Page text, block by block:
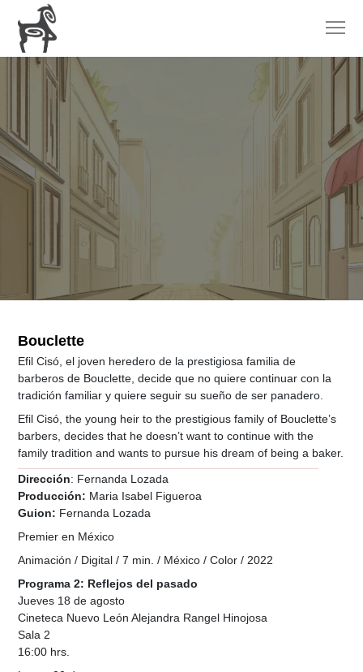
Bouclette
Efil Cisó, el joven heredero de la prestigiosa familia de
barberos de Bouclette, decide que no quiere continuar con la
tradición familiar y quiere seguir su sueño de ser panadero.
Efil Cisó, the young heir to the prestigious family of Bouclette’s
barbers, decides that he doesn’t want to continue with the
family tradition and wants to pursue his dream of being a baker.
Dirección: Fernanda Lozada
Producción: Maria Isabel Figueroa
Guion: Fernanda Lozada
Premier en México
Animación / Digital / 7 min. / México / Color / 2022
Programa 2: Reflejos del pasado
Jueves 18 de agosto
Cineteca Nuevo León Alejandra Rangel Hinojosa
Sala 2
16:00 hrs.